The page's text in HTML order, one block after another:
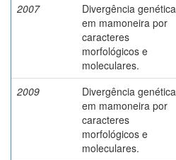
2007
Divergência genética
em mamoneira por
caracteres
morfológicos e
moleculares.
2009
Divergência genética
em mamoneira por
caracteres
morfológicos e
moleculares.